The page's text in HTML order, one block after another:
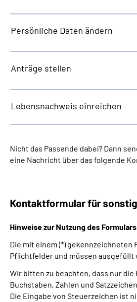
Persönliche Daten ändern
Anträge stellen
Lebensnachweis einreichen
Nicht das Passende dabei? Dann
eine Nachricht über das folgende
Kontaktformular für
Hinweise zur Nutzung des Formulars
Die mit einem (*) gekennzeichneten
Pflichtfelder und müssen ausgefüllt
Wir bitten zu beachten, dass nur die
Buchstaben, Zahlen und
Die Eingabe von Steuerzeichen ist